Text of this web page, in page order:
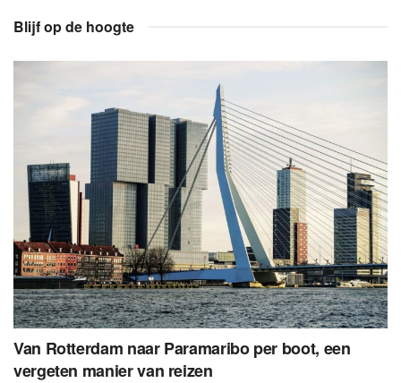
Blijf op de hoogte
Van Rotterdam naar Paramaribo per boot, een
vergeten manier van reizen